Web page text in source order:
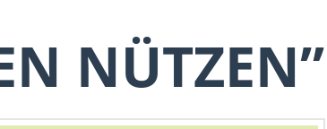
NÜTZEN”